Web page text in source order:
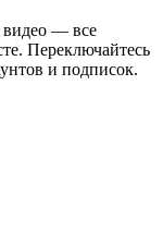
видео — все
Переключайтесь
и подписок.